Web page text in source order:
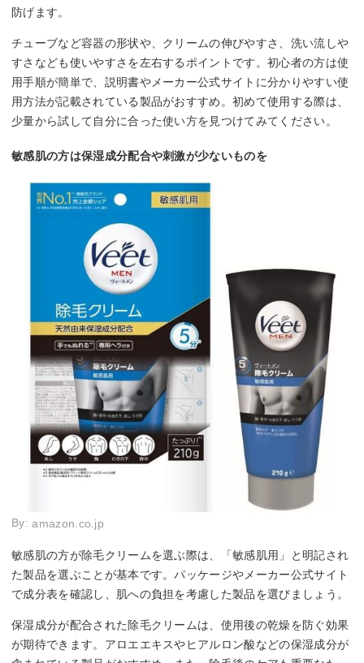
防げます。
チューブなど容器の形状や、クリームの伸びやすさ、洗い流しや
すさなども使いやすさを左右するポイントです。初心者の方は使
用手順が簡単で、説明書やメーカー公式サイトに分かりやすい使
用方法が記載されている製品がおすすめ。初めて使用する際は、
少量から試して自分に合った使い方を見つけてみてください。
敏感肌の方は保湿成分配合や刺激が少ないものを
By:amazon.co.jp
敏感肌の方が除毛クリームを選ぶ際は、「敏感肌用」と明記され
た製品を選ぶことが基本です。パッケージやメーカー公式サイト
で成分表を確認し、肌への負担を考慮した製品を選びましょう。
保湿成分が配合された除毛クリームは、使用後の乾燥を防ぐ効果
が期待できます。アロエエキスやヒアルロン酸などの保湿成分が